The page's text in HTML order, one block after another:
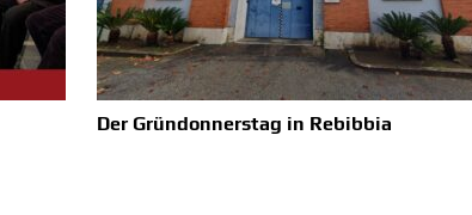
Der Gründonnerstag in Rebibbia